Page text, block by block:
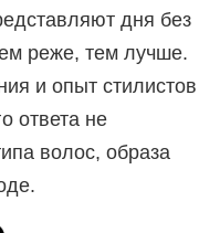
дня без
реже, тем лучше.
и опыт стилистов
ответа не
волос, образа